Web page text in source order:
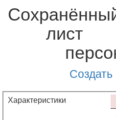
лист
Характеристики